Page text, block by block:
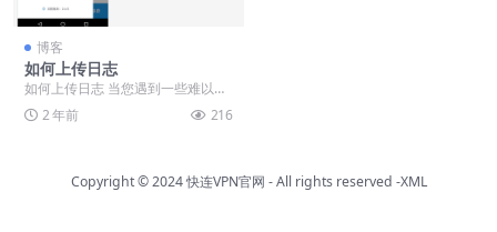
博客
如何上传日志
如何上传日志 当您遇到一些难以解
决的问题时，客服可能会要求您上
传日志来帮助分析定...
2 年前 216
Copyright © 2024快连VPN官网 - All rights reserved -XML